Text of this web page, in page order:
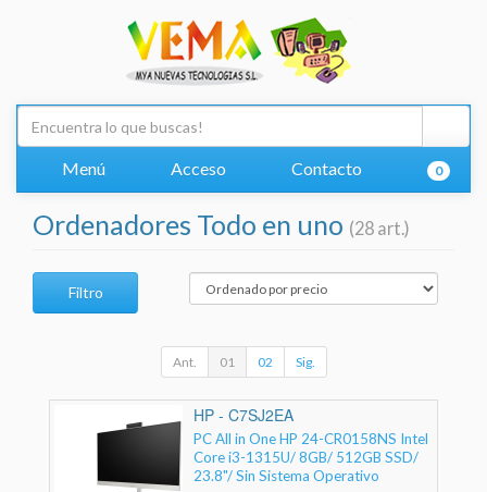
Menú Acceso Contacto 0
Ordenadores Todo en uno (28 art.)
Filtro
Ant. 01 02 Sig.
HP - C7SJ2EA
PC All in One HP 24-CR0158NS Intel
Core i3-1315U/ 8GB/ 512GB SSD/
23.8"/ Sin Sistema Operativo